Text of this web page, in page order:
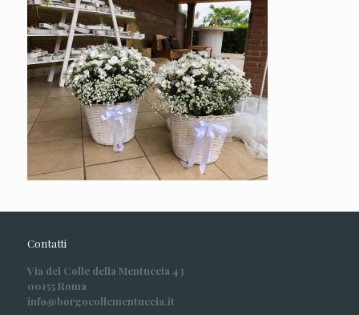
Contatti
Via del Colle della Mentuccia 43
00155 Roma
info@borgocollementuccia.it